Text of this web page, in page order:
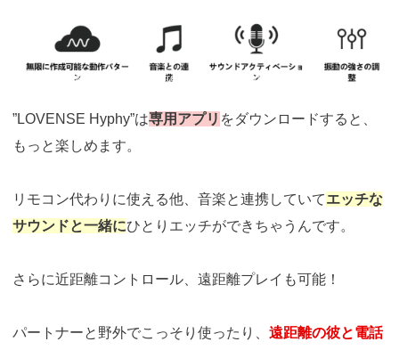
https://ja.lovense.com/high-frequency-dual-end-vibrator
”LOVENSE Hyphy”は専用アプリ をダウンロードすると、
もっと楽しめます。
リモコン代わりに使える他、音楽と連携していてエッチな
サウンドと一緒にひとりエッチができちゃうんです。
さらに近距離コントロール、遠距離プレイも可能！
パートナーと野外でこっそり使ったり、 遠距離の彼と電話